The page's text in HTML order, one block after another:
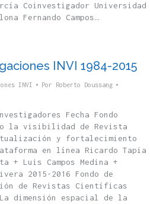
Coinvestigador Universidad
Fernando Campos…
INVI 1984-2015
INVI Por Roberto Doussang
Fecha Fondo
la visibilidad de Revista
y fortalecimiento
en línea Ricardo Tapia
+ Luis Campos Medina +
2015-2016 Fondo de
de Revistas Científicas
La dimensión espacial de la